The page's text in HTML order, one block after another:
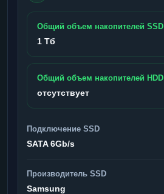
Общий объем накопителей SSD
1 Тб
Общий объем накопителей HDD
отсутствует
Подключение SSD
SATA 6Gb/s
Производитель SSD
Samsung